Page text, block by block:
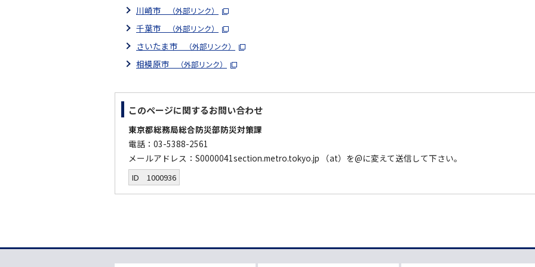
川崎市 （外部リンク）
千葉市 （外部リンク）
さいたま市 （外部リンク）
相模原市 （外部リンク）
このページに関するお問い合わせ
東京都総務局総合防災部防災対策課
電話：03-5388-2561
メールアドレス：S0000041section.metro.tokyo.jp （at）を@に変えて送信して下さい。
ID 1000936